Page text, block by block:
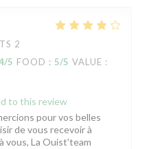
2
/5 FOOD : 5/5 VALUE :
to this review
pour vos belles
de vous recevoir à
vous, La Ouist'team